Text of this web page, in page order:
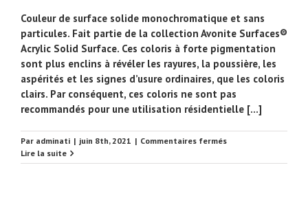
Couleur de surface solide monochromatique et sans
particules. Fait partie de la collection Avonite Surfaces®
Acrylic Solid Surface. Ces coloris à forte pigmentation
sont plus enclins à révéler les rayures, la poussière, les
aspérités et les signes d’usure ordinaires, que les coloris
clairs. Par conséquent, ces coloris ne sont pas
recommandés pour une utilisation résidentielle [...]
Par adminati | juin 8th, 2021 | Commentaires ferméssur
8268
Lire la suite